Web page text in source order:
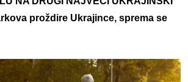
proždire Ukrajince, sprema se